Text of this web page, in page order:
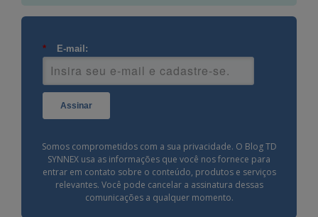
* E-mail:
Assinar
Somos comprometidos com a sua privacidade. O Blog TD
SYNNEX usa as informações que você nos fornece para
entrar em contato sobre o conteúdo, produtos e serviços
relevantes. Você pode cancelar a assinatura dessas
comunicações a qualquer momento.